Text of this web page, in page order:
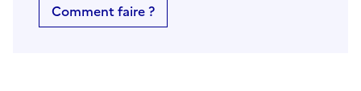
Comment faire ?